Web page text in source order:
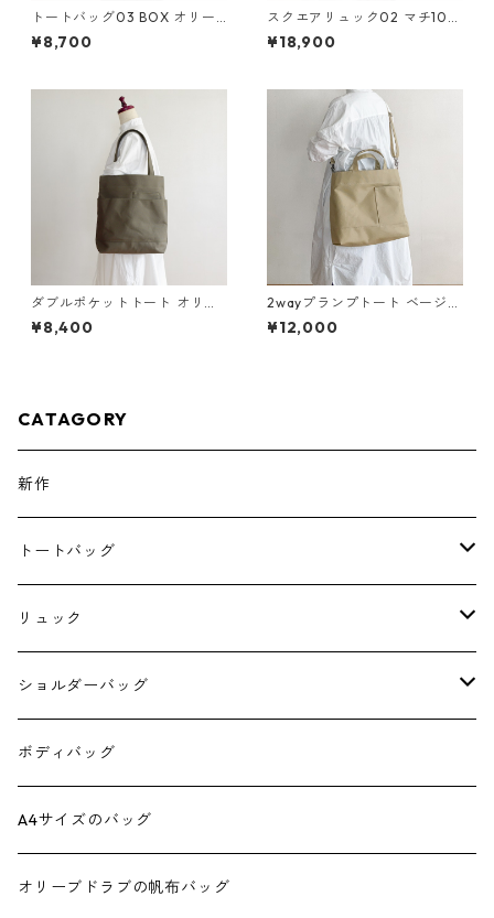
トートバッグ03 BOX オリー
ブドラブ / ポリエステル帆布
¥8,700
スクエアリュック02 マチ10c
m 黒 / 6号帆布
¥18,900
ダブルポケットトート オリー
ブ /8号帆布
¥8,400
2wayプランプトート ベージュ
/ 9号帆布
¥12,000
CATAGORY
新作
トートバッグ
A4サイズのトート
4 pockets tote
ダブルポケットミニトート
ダブルポケットミニ2wayトート
ダブルポケットトート
リュック
スクエアリュック
スクエアリュック390
スクエアリュック 正方形
ショルダーバッグ
6号帆布のショルダー
スクエア2wayショルダー
正方形ミニショルダー
ボディバッグ
A4サイズのバッグ
オリーブドラブの帆布バッグ